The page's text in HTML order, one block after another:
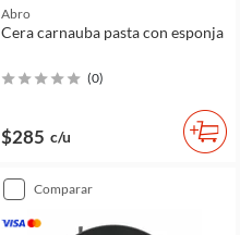
Abro
Cera carnauba pasta con esponja
(0)
$285 c/u
comparar